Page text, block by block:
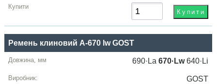
Ремень клиновий A-670 lw GOST
690·La670·Lw640·Li
GOST